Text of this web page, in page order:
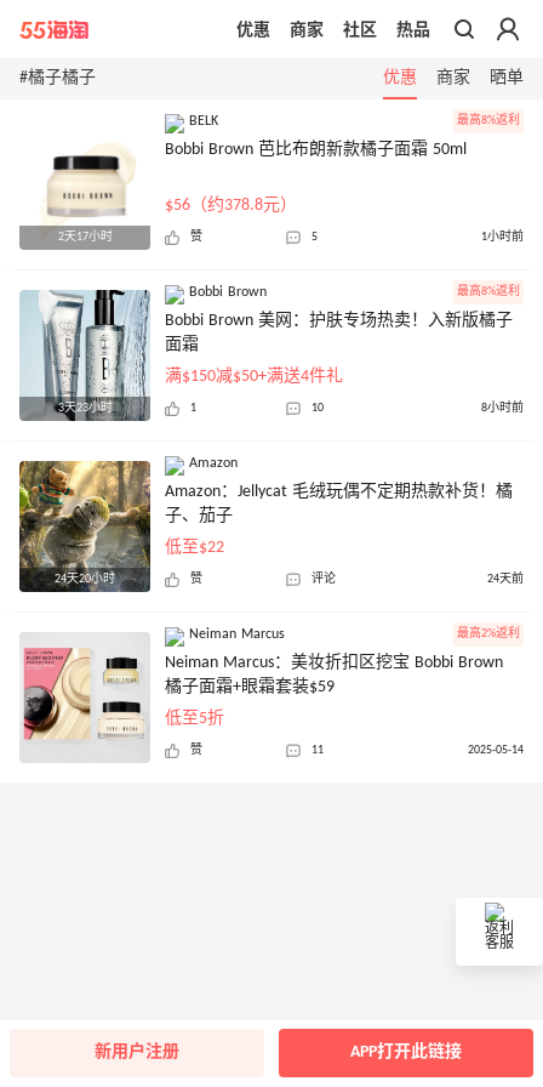
带你去官网买正品
优惠 商家 社区 热品
#橘子橘子 优惠 商家 晒单
2天17小时
BELK 最高8%返利
Bobbi Brown 芭比布朗新款橘子面霜 50ml
$56（约378.8元）
赞 5 1小时前
3天23小时
Bobbi Brown 最高8%返利
Bobbi Brown 美网：护肤专场热卖！入新版橘子
面霜
满$150减$50+满送4件礼
1 10 8小时前
24天20小时
Amazon
Amazon：Jellycat 毛绒玩偶不定期热款补货！橘
子、茄子
低至$22
赞 评论 24天前
Neiman Marcus 最高2%返利
Neiman Marcus：美妆折扣区挖宝 Bobbi Brown
橘子面霜+眼霜套装$59
低至5折
赞 11 2025-05-14
返利
客服
新用户注册 APP打开此链接